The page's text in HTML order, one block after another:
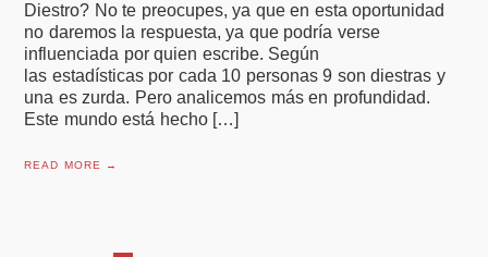
Diestro? No te preocupes, ya que en esta oportunidad
no daremos la respuesta, ya que podría verse
influenciada por quien escribe. Según
las estadísticas por cada 10 personas 9 son diestras y
una es zurda. Pero analicemos más en profundidad.
Este mundo está hecho […]
READ MORE →